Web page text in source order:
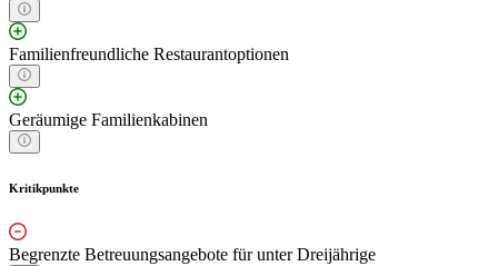
Familienfreundliche Restaurantoptionen
Geräumige Familienkabinen
Kritikpunkte
Begrenzte Betreuungsangebote für unter Dreijährige